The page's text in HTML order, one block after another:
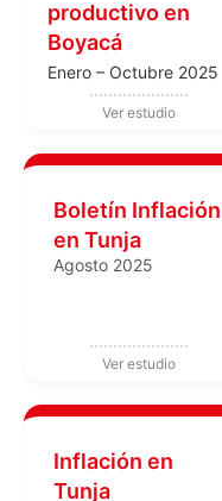
productivo en
Boyacá
Enero – Octubre 2025
Boletín Inflación
en Tunja
Agosto 2025
Inflación en
Tunja